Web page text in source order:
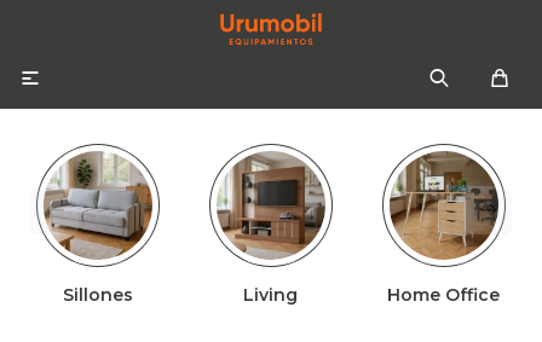

Sillones Living Home Office
Colchones